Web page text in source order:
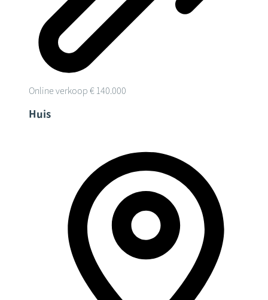
Online verkoop € 140.000
Huis